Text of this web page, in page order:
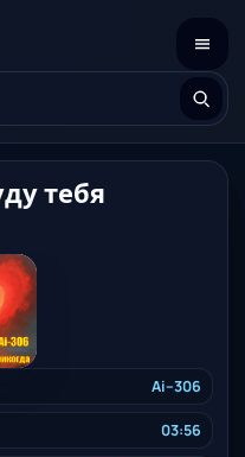
тебя
Ai–306
03:56